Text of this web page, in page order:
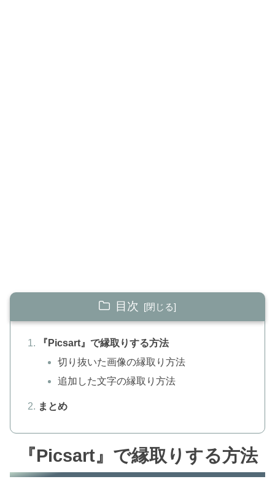
目次
『Picsart』で縁取りする方法
切り抜いた画像の縁取り方法
追加した文字の縁取り方法
まとめ
『Picsart』で縁取りする方法